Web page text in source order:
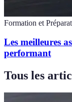
Formation et
Les meilleures
performant
Tous les